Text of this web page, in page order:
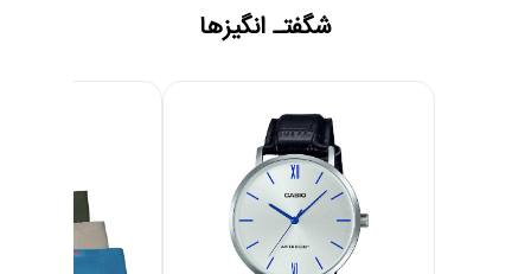
شگفتـ انگیزها